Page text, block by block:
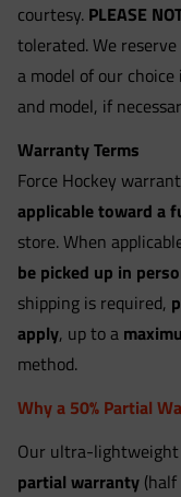
courtesy. PLEASE
tolerated. We
a model of our
and model, if
Warranty Terms
Force Hockey
applicable toward a
store. When
be picked up in
shipping is required,
apply, up to a
method.
Why a 50% Partial
Our ultra-lightweight
partial warranty